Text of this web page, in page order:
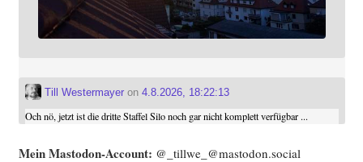
Till Westermayeron 4.8.2026, 18:22:13
Och nö, jetzt ist die dritte Staffel Silo noch gar nicht komplett verfügbar ...
Mein Mast­o­don-Account: @_tillwe_@mastodon.social